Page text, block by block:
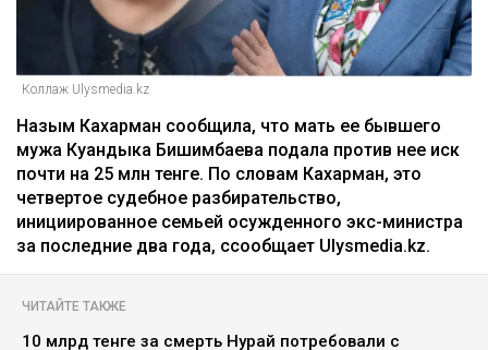
Коллаж Ulysmedia.kz
Назым Кахарман сообщила, что мать ее бывшего
мужа Куандыка Бишимбаева подала против нее иск
почти на 25 млн тенге. По словам Кахарман, это
четвертое судебное разбирательство,
инициированное семьей осужденного экс-министра
за последние два года, ссообщает Ulysmedia.kz.
ЧИТАЙТЕ ТАКЖЕ
10 млрд тенге за смерть Нурай потребовали с